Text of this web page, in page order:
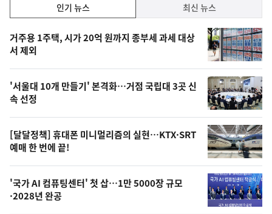
기,
최
신,
오
늘
의
영
상
오
인기 뉴스 최신 뉴스
기
뉴
스
거주용 1주택, 시가 20억 원까지 종부세 과세 대상
서 제외
'서울대 10개 만들기' 본격화…거점 국립대 3곳 신
속 선정
[달달정책] 휴대폰 미니멀리즘의 실현…KTX·SRT
예매 한 번에 끝!
'국가 AI 컴퓨팅센터' 첫 삽…1만 5000장 규모
·2028년 완공